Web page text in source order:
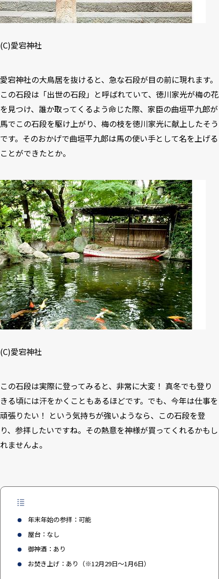
(C)愛宕神社
愛宕神社の大鳥居を抜けると、急な石段が目の前に現れます。
この石段は「出世の石段」と呼ばれていて、徳川家光が梅の花
を見つけ、誰か取ってくるよう命じた際、家臣の曲垣平九郎が
馬でこの石段を駆け上がり、梅の枝を徳川家光に献上したそう
です。そのおかげで曲垣平九郎は馬の使い手として名を上げる
ことができたとか。
(C)愛宕神社
この石段は実際に登ってみると、非常に大変！ 真冬でも登り
きる頃には汗をかくこともあるほどです。でも、今年は仕事を
頑張りたい！ という気持ちが強いようなら、この石段を登
り、参拝したいですね。その熱意を神様が買ってくれるかもし
れませんよ。
年末年始の参拝：可能
屋台：なし
御神酒：あり
お焚き上げ：あり（※12月29日～1月6日）